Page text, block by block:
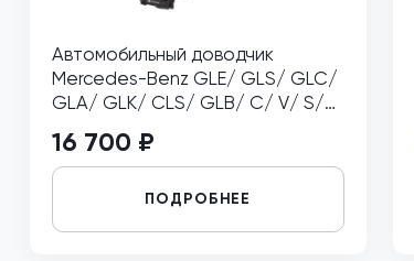
Автомобильный доводчик
Mercedes-Benz GLE/ GLS/ GLC/
GLA/ GLK/ CLS/ GLB/ C/ V/ S/
16 700 ₽
ПОДРОБНЕЕ